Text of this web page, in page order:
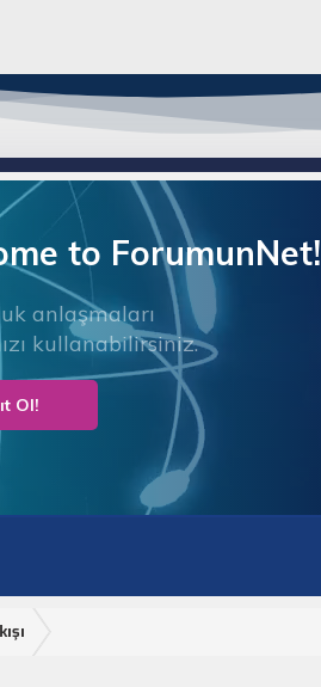
to ForumunNet!
anlaşmaları
kullanabilirsiniz.
Ol!